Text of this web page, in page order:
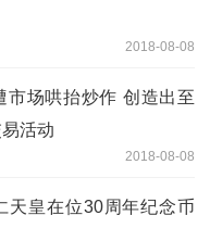
2018-08-08
市场哄抬炒作 创造出至
活动
2018-08-08
天皇在位30周年纪念币